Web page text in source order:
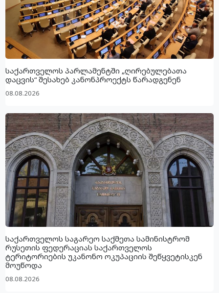
საქართველოს პარლამენტში „ღირებულებათა
დაცვის“ შესახებ კანონპროექტს წარადგენენ
08.08.2026
საქართველოს საგარეო საქმეთა სამინისტრომ
რუსეთის ფედერაციას საქართველოს
ტერიტორიების უკანონო ოკუპაციის შეწყვეტისკენ
მოუწოდა
08.08.2026